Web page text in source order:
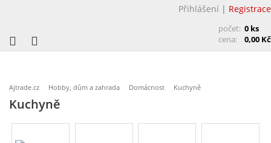
Přihlášení| Registrace
počet: 0 ks
cena:
0,00 Kč
Ajtrade.cz Hobby, dům a zahrada Domácnost Kuchyně
Kuchyně